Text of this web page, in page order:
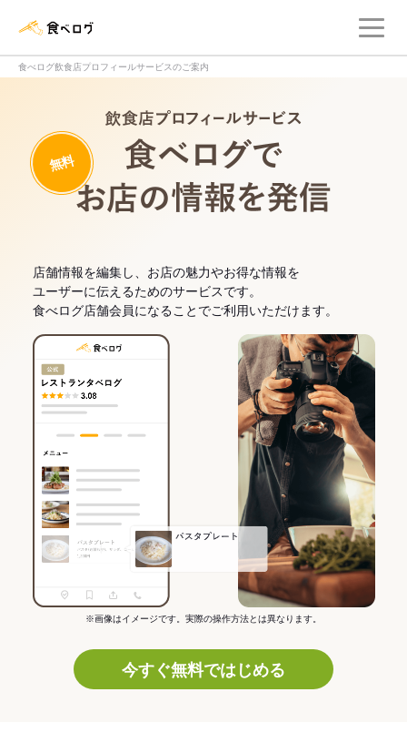
食べログ飲食店プロフィールサービスのご案内
無料
店舗情報を編集し、お店の魅力やお得な情報を
ユーザーに伝えるためのサービスです。
食べログ店舗会員になることでご利用いただけます。
※画像はイメージです。実際の操作方法とは異なります。
今すぐ無料ではじめる